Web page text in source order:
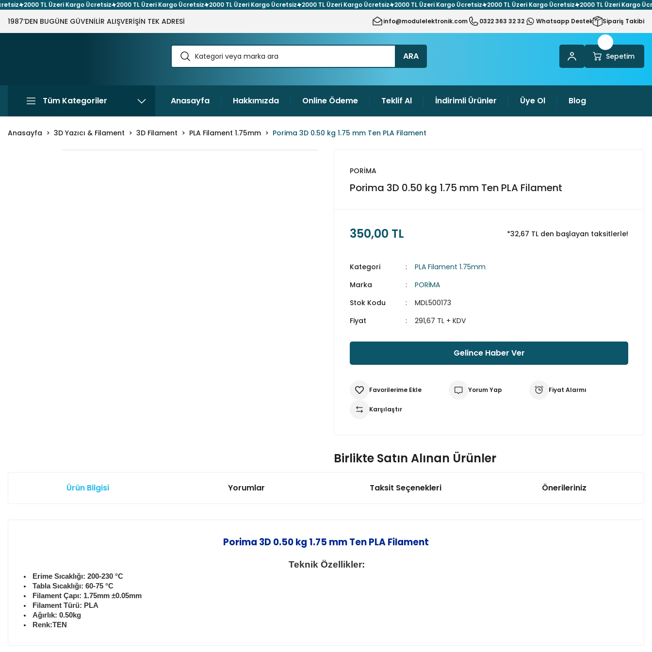
2000 TL Üzeri Kargo Ücretsiz 2000 TL Üzeri Kargo Ücretsiz 2000 TL Üzeri Kargo Ücretsiz 2000 TL Üzeri Kargo Ücretsiz 2000 TL Üzeri Kargo Ücretsiz 2000 TL Üzeri Kargo Ücretsiz 2000 TL Üzeri Kargo
1987’DEN BUGÜNE GÜVENİLİR ALIŞVERİŞİN TEK ADRESİ info@modulelektronik.com 0322 363 32 32 Whatsapp Destek Sipariş Takibi
ARA Sepetim
Tüm Kategoriler Anasayfa Hakkımızda Online Ödeme Teklif Al İndirimli Ürünler Üye Ol Blog
Anasayfa 3D Yazıcı & Filament 3D Filament PLA Filament 1.75mm Porima 3D 0.50 kg 1.75 mm Ten PLA Filament
PORİMA
Porima 3D 0.50 kg 1.75 mm Ten PLA Filament
350,00 TL *32,67 TL den başlayan taksitlerle!
Kategori
PLA Filament 1.75mm
Marka
PORİMA
Stok Kodu
MDL500173
Fiyat
291,67 TL + KDV
Gelince Haber Ver
Yorum Yap Fiyat Alarmı
Karşılaştır
Birlikte Satın Alınan Ürünler
Porima 3D 0.50 kg 1.75 mm Naturel PLA Filament
Porima 3D 0.50 kg 1.75 mm Yeşil PLA Filament
Ürün Bilgisi Yorumlar Taksit Seçenekleri Önerileriniz
Porima 3D 0.50 kg 1.75 mm Ten PLA Filament
Teknik Özellikler:
Erime Sıcaklığı: 200-230 °C
Tabla Sıcaklığı: 60-75 °C
Filament Çapı: 1.75mm ±0.05mm
Filament Türü: PLA
Ağırlık: 0.50kg
Renk:TEN